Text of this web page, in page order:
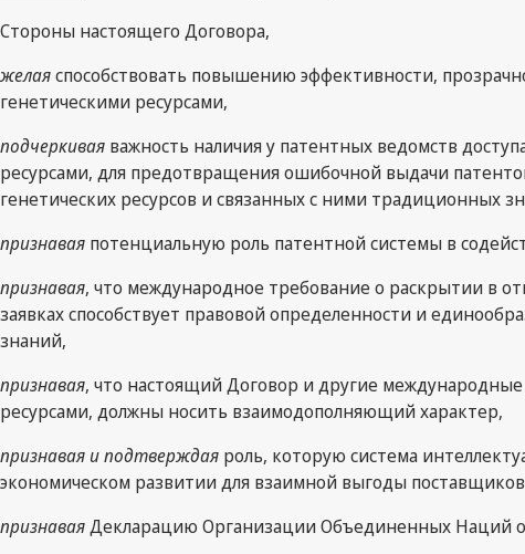
Стороны настоящего Договора,
желаяспособствовать повышению эффективности,
генетическими ресурсами,
подчеркивая важность наличия у патентных ведомств
ресурсами, для предотвращения ошибочной выдачи
генетических ресурсов и связанных с ними традиционных
признавая потенциальную роль патентной системы в
признавая, что международное требование о раскрытии в
заявках способствует правовой определенности и
знаний,
признавая, что настоящий Договор и другие
ресурсами, должны носить взаимодополняющий характер,
признавая и подтверждая роль, которую система
экономическом развитии для взаимной выгоды
признаваяДекларацию Организации Объединенных Наций